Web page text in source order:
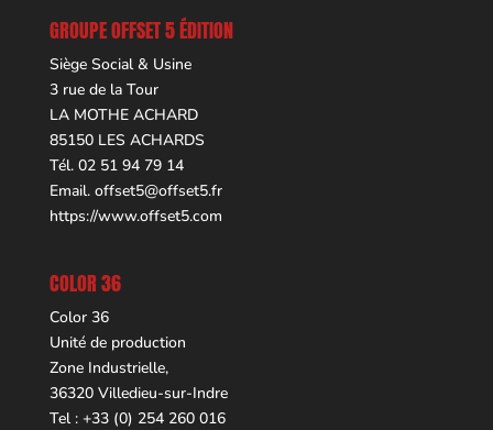
GROUPE OFFSET 5 ÉDITION
Siège Social & Usine
3 rue de la Tour
LA MOTHE ACHARD
85150 LES ACHARDS
Tél. 02 51 94 79 14
Email. offset5@offset5.fr
https://www.offset5.com
COLOR 36
Color 36
Unité de production
Zone Industrielle,
36320 Villedieu-sur-Indre
Tel : +33 (0) 254 260 016